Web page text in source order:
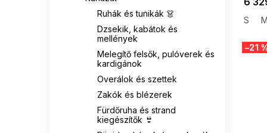
KAPPA 2
KATRUS 3
MOODO
Ruhák és tunikák 👗
Dzsekik, kabátok és
mellények
Melegítő felsők, pulóverek és
kardigánok
Overálok és szettek
Zakók és blézerek
Fürdőruha és strand
kiegészítők 👙
S M
–21